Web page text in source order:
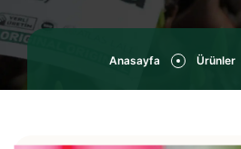
Anasayfa Ürünler